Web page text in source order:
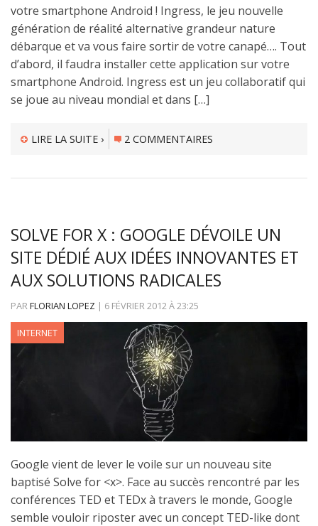
votre smartphone Android ! Ingress, le jeu nouvelle
génération de réalité alternative grandeur nature
débarque et va vous faire sortir de votre canapé…. Tout
d’abord, il faudra installer cette application sur votre
smartphone Android. Ingress est un jeu collaboratif qui
se joue au niveau mondial et dans […]
LIRE LA SUITE › 2 COMMENTAIRES
SOLVE FOR X : GOOGLE DÉVOILE UN
SITE DÉDIÉ AUX IDÉES INNOVANTES ET
AUX SOLUTIONS RADICALES
PARFLORIAN LOPEZ | 6 FÉVRIER 2012À23:25
INTERNET
Google vient de lever le voile sur un nouveau site
baptisé Solve for <x>. Face au succès rencontré par les
conférences TED et TEDx à travers le monde, Google
semble vouloir riposter avec un concept TED-like dont